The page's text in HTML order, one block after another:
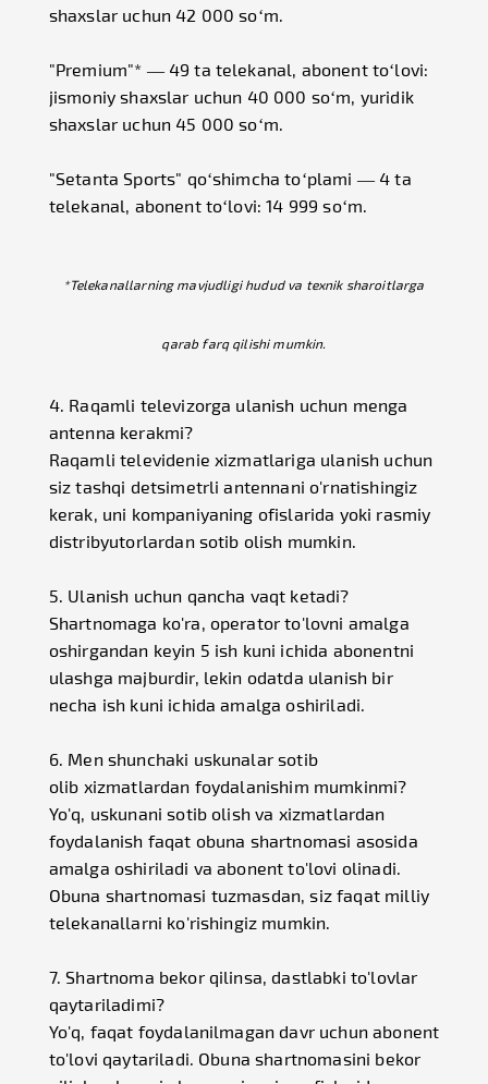
shaxslar uchun 42 000 so‘m.
"Premium"* — 49 ta telekanal, abonent to‘lovi:
jismoniy shaxslar uchun 40 000 so‘m, yuridik
shaxslar uchun 45 000 so‘m.
"Setanta Sports" qo‘shimcha to‘plami — 4 ta
telekanal, abonent to‘lovi: 14 999 so‘m.
*Telekanallarning mavjudligi hudud va texnik sharoitlarga
qarab farq qilishi mumkin.
4. Raqamli televizorga ulanish uchun menga
antenna kerakmi?
Raqamli televidenie xizmatlariga ulanish uchun
siz tashqi detsimetrli antennani o'rnatishingiz
kerak, uni kompaniyaning ofislarida yoki rasmiy
distribyutorlardan sotib olish mumkin.
5. Ulanish uchun qancha vaqt ketadi?
Shartnomaga ko'ra, operator to'lovni amalga
oshirgandan keyin 5 ish kuni ichida abonentni
ulashga majburdir, lekin odatda ulanish bir
necha ish kuni ichida amalga oshiriladi.
6. Men shunchaki uskunalar sotib
olib xizmatlardan foydalanishim mumkinmi?
Yo'q, uskunani sotib olish va xizmatlardan
foydalanish faqat obuna shartnomasi asosida
amalga oshiriladi va abonent to'lovi olinadi.
Obuna shartnomasi tuzmasdan, siz faqat milliy
telekanallarni ko'rishingiz mumkin.
7. Shartnoma bekor qilinsa, dastlabki to'lovlar
qaytariladimi?
Yo'q, faqat foydalanilmagan davr uchun abonent
to'lovi qaytariladi. Obuna shartnomasini bekor